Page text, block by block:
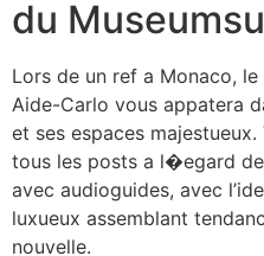
du
Lors de un ref a Monaco,
Aide-Carlo vous appatera
et ses espaces
tous les posts a l�egard
avec audioguides, avec
luxueux assemblant
nouvelle.